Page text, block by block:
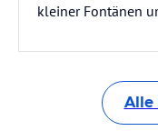
kleiner Fontänen
Alle